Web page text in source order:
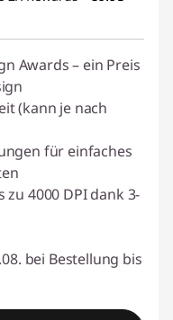
Awards – ein Preis
(kann je nach
für einfaches
4000 DPI dank 3-
bei Bestellung bis